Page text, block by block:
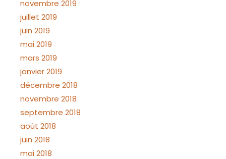
novembre 2019
juillet 2019
juin 2019
mai 2019
mars 2019
janvier 2019
décembre 2018
novembre 2018
septembre 2018
août 2018
juin 2018
mai 2018